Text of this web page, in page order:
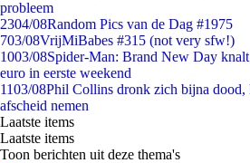
probleem
2304/08Random Pics van de Dag #1975
703/08VrijMiBabes #315 (not very sfw!)
1003/08Spider-Man: Brand New Day
euro in eerste weekend
1103/08Phil Collins dronk zich bijna dood,
afscheid nemen
Laatste items
Laatste items
Toon berichten uit deze thema's